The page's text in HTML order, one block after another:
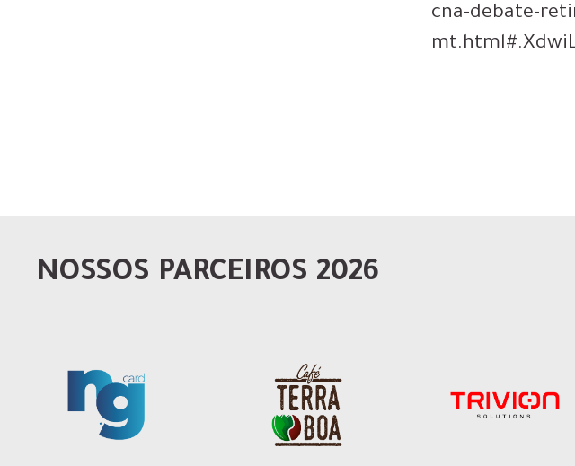
cna-debate-
NOSSOS PARCEIROS 2026